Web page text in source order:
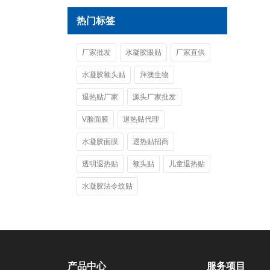
热门标签
厂家批发 水凝胶眼贴 厂家直供
水凝胶额头贴 拜澳生物
退热贴厂家 源头厂家批发
V脸面膜 退热贴代理
水凝胶面膜 退热贴招商
透明退热贴 额头贴 儿童退热贴
水凝胶法令纹贴
产品中心 服务项目